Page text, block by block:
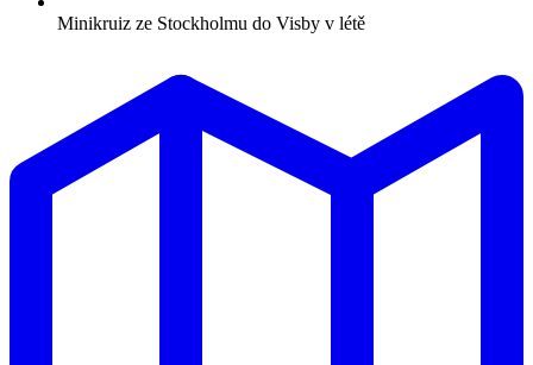
Minikruiz ze Stockholmu do Visby v létě